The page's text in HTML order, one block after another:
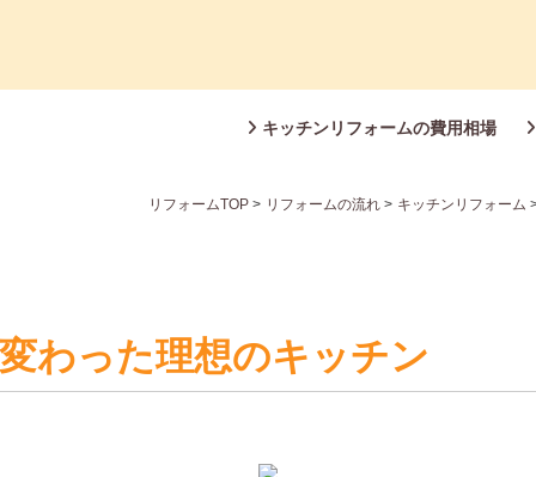
キッチンリフォームの費用相場
リフォームTOP > リフォームの流れ > キッチンリフォーム
わった理想のキッチン